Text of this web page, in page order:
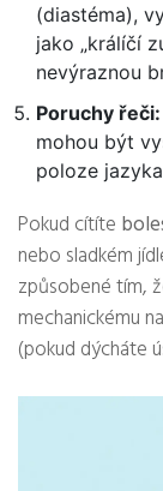
(diastéma),
jako „králíčí
nevýraznou
Poruchy řeči:
mohou být
poloze
Pokud cítíte
nebo sladkém
způsobené tím,
mechanickému
(pokud dýcháte